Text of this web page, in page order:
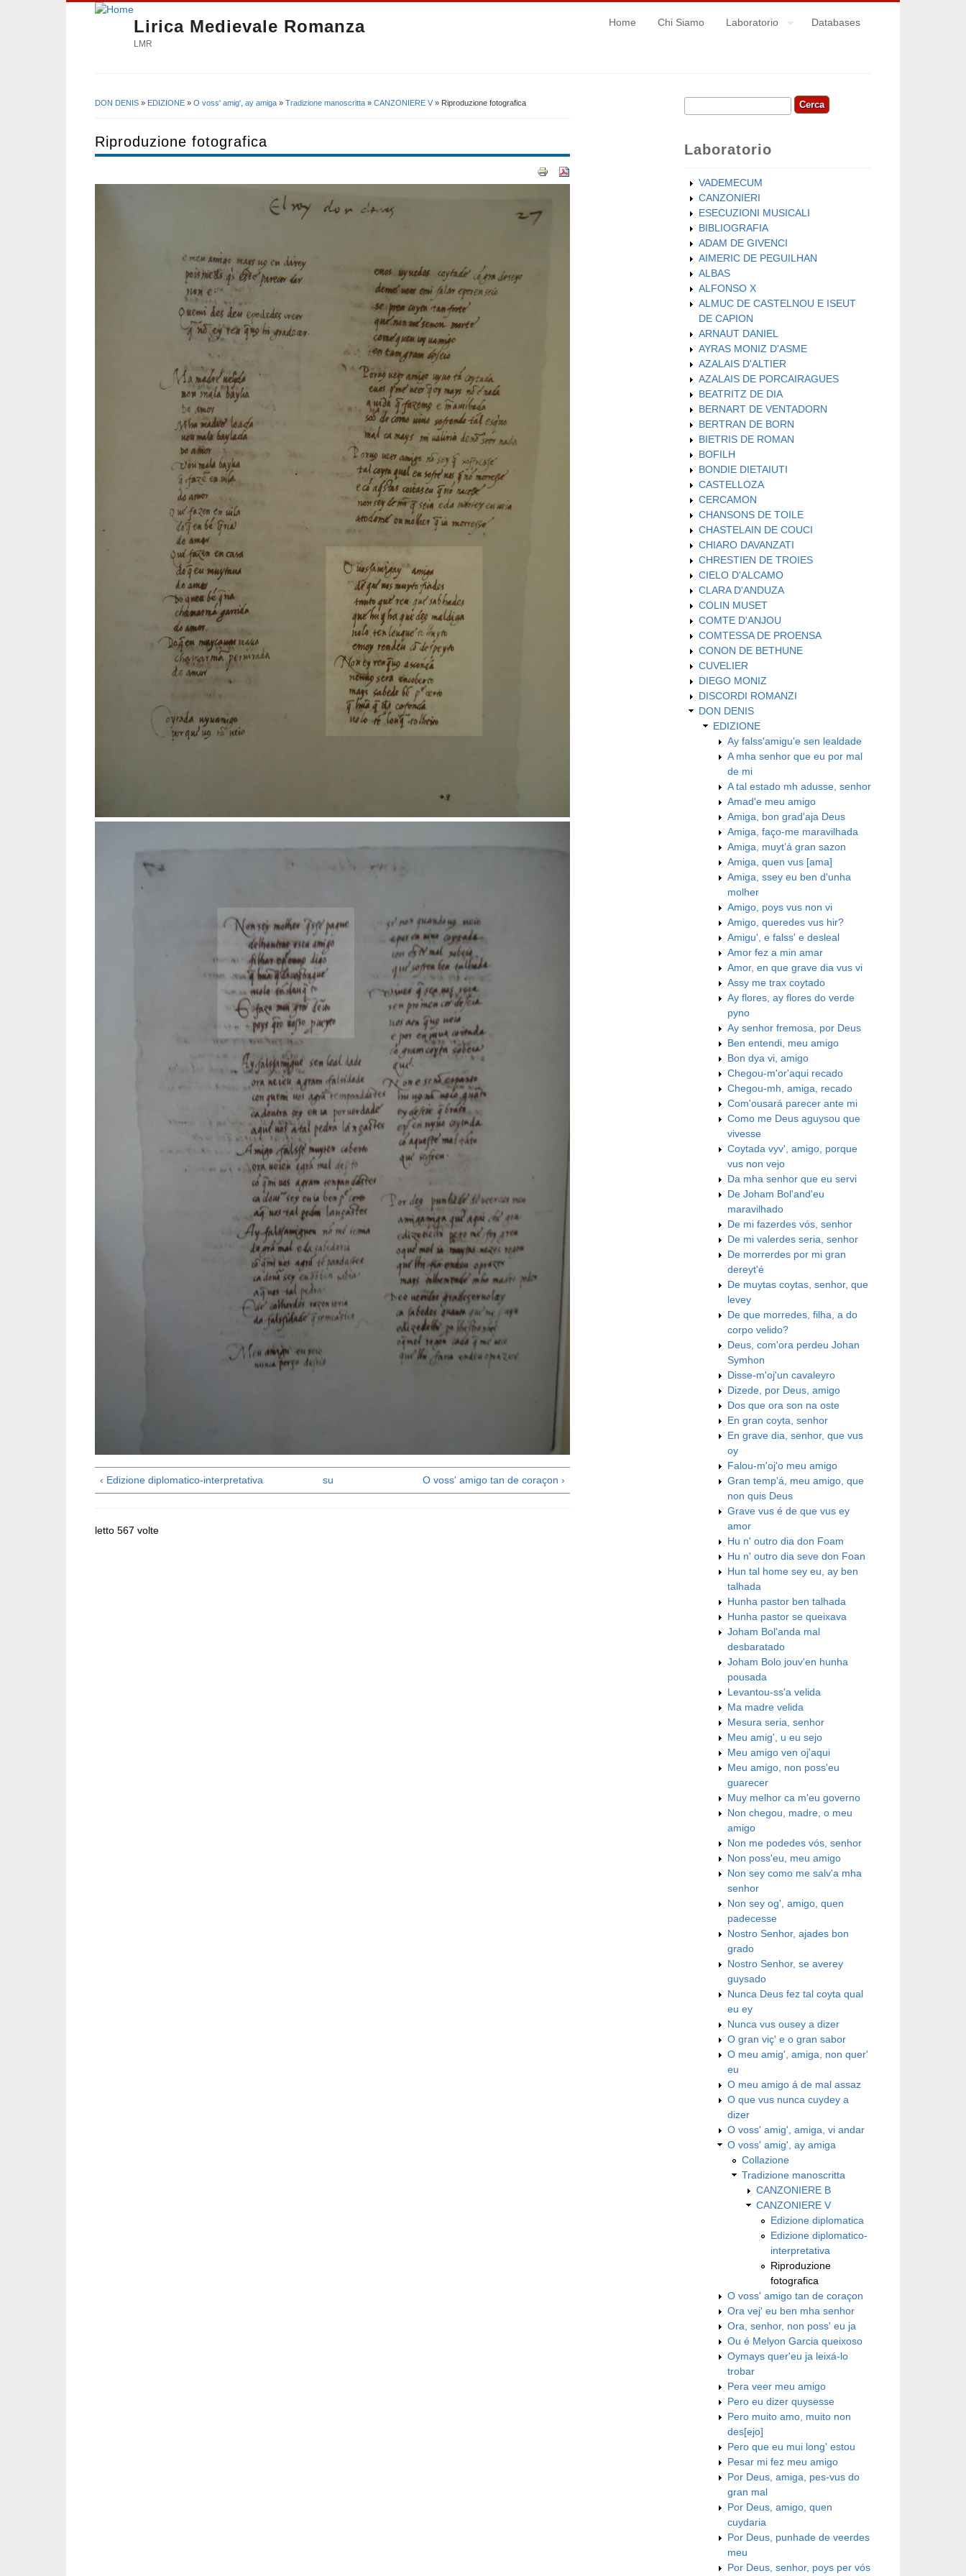
Lirica Medievale Romanza
LMR
Home Chi Siamo Laboratorio Databases
DON DENIS » EDIZIONE » O voss' amig', ay amiga » Tradizione manoscritta » CANZONIERE V » Riproduzione fotografica
Riproduzione fotografica
‹ Edizione diplomatico-interpretativa su O voss' amigo tan de coraçon ›
letto 567 volte
Form di ricerca
Cerca
Laboratorio
VADEMECUM
CANZONIERI
ESECUZIONI MUSICALI
BIBLIOGRAFIA
ADAM DE GIVENCI
AIMERIC DE PEGUILHAN
ALBAS
ALFONSO X
ALMUC DE CASTELNOU E ISEUT
DE CAPION
ARNAUT DANIEL
AYRAS MONIZ D'ASME
AZALAIS D'ALTIER
AZALAIS DE PORCAIRAGUES
BEATRITZ DE DIA
BERNART DE VENTADORN
BERTRAN DE BORN
BIETRIS DE ROMAN
BOFILH
BONDIE DIETAIUTI
CASTELLOZA
CERCAMON
CHANSONS DE TOILE
CHASTELAIN DE COUCI
CHIARO DAVANZATI
CHRESTIEN DE TROIES
CIELO D'ALCAMO
CLARA D'ANDUZA
COLIN MUSET
COMTE D'ANJOU
COMTESSA DE PROENSA
CONON DE BETHUNE
CUVELIER
DIEGO MONIZ
DISCORDI ROMANZI
DON DENIS
EDIZIONE
Ay falss'amigu'e sen lealdade
A mha senhor que eu por mal
de mi
A tal estado mh adusse, senhor
Amad'e meu amigo
Amiga, bon grad'aja Deus
Amiga, faço-me maravilhada
Amiga, muyt’á gran sazon
Amiga, quen vus [ama]
Amiga, ssey eu ben d'unha
molher
Amigo, poys vus non vi
Amigo, queredes vus hir?
Amigu', e falss' e desleal
Amor fez a min amar
Amor, en que grave dia vus vi
Assy me trax coytado
Ay flores, ay flores do verde
pyno
Ay senhor fremosa, por Deus
Ben entendi, meu amigo
Bon dya vi, amigo
Chegou-m'or'aqui recado
Chegou-mh, amiga, recado
Com'ousará parecer ante mi
Como me Deus aguysou que
vivesse
Coytada vyv', amigo, porque
vus non vejo
Da mha senhor que eu servi
De Joham Bol'and'eu
maravilhado
De mi fazerdes vós, senhor
De mi valerdes seria, senhor
De morrerdes por mi gran
dereyt'é
De muytas coytas, senhor, que
levey
De que morredes, filha, a do
corpo velido?
Deus, com'ora perdeu Johan
Symhon
Disse-m'oj'un cavaleyro
Dizede, por Deus, amigo
Dos que ora son na oste
En gran coyta, senhor
En grave dia, senhor, que vus
oy
Falou-m'oj'o meu amigo
Gran temp'á, meu amigo, que
non quis Deus
Grave vus é de que vus ey
amor
Hu n' outro dia don Foam
Hu n' outro dia seve don Foan
Hun tal home sey eu, ay ben
talhada
Hunha pastor ben talhada
Hunha pastor se queixava
Joham Bol'anda mal
desbaratado
Joham Bolo jouv'en hunha
pousada
Levantou-ss'a velida
Ma madre velida
Mesura seria, senhor
Meu amig', u eu sejo
Meu amigo ven oj'aqui
Meu amigo, non poss'eu
guarecer
Muy melhor ca m'eu governo
Non chegou, madre, o meu
amigo
Non me podedes vós, senhor
Non poss'eu, meu amigo
Non sey como me salv'a mha
senhor
Non sey og', amigo, quen
padecesse
Nostro Senhor, ajades bon
grado
Nostro Senhor, se averey
guysado
Nunca Deus fez tal coyta qual
eu ey
Nunca vus ousey a dizer
O gran viç' e o gran sabor
O meu amig', amiga, non quer'
eu
O meu amigo á de mal assaz
O que vus nunca cuydey a
dizer
O voss' amig', amiga, vi andar
O voss' amig', ay amiga
Collazione
Tradizione manoscritta
CANZONIERE B
CANZONIERE V
Edizione diplomatica
Edizione diplomatico-
interpretativa
Riproduzione
fotografica
O voss' amigo tan de coraçon
Ora vej' eu ben mha senhor
Ora, senhor, non poss' eu ja
Ou é Melyon Garcia queixoso
Oymays quer'eu ja leixá-lo
trobar
Pera veer meu amigo
Pero eu dizer quysesse
Pero muito amo, muito non
des[ejo]
Pero que eu mui long' estou
Pesar mi fez meu amigo
Por Deus, amiga, pes-vus do
gran mal
Por Deus, amigo, quen
cuydaria
Por Deus, punhade de veerdes
meu
Por Deus, senhor, poys per vós